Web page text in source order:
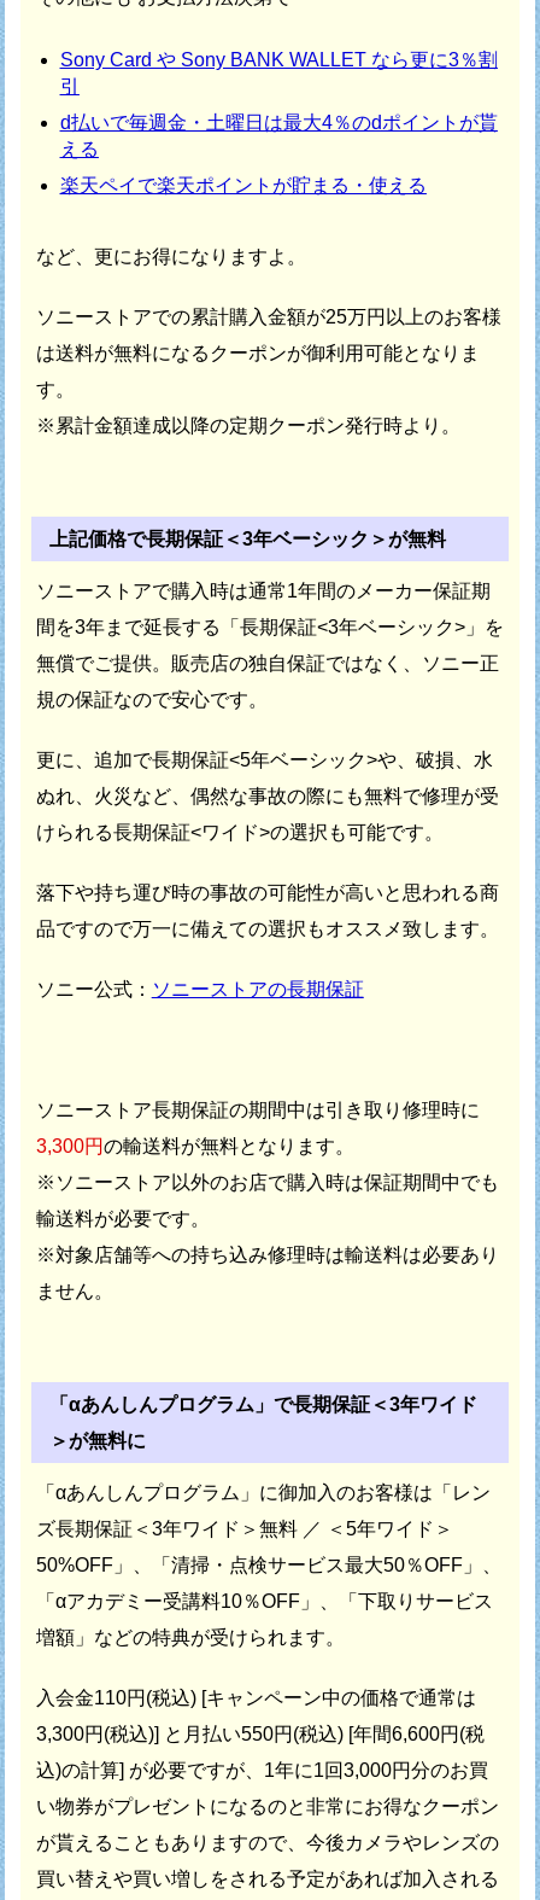
Sony Card や Sony BANK WALLET なら更に3％割
引
d払いで毎週金・土曜日は最大4％のdポイントが貰
える
楽天ペイで楽天ポイントが貯まる・使える
など、更にお得になりますよ。
ソニーストアでの累計購入金額が25万円以上のお客様
は送料が無料になるクーポンが御利用可能となりま
す。
※累計金額達成以降の定期クーポン発行時より。
上記価格で長期保証＜3年ベーシック＞が無料
ソニーストアで購入時は通常1年間のメーカー保証期
間を3年まで延長する「長期保証<3年ベーシック>」を
無償でご提供。 販売店の独自保証ではなく、ソニー正
規の保証なので安心です。
更に、追加で長期保証<5年ベーシック>や、破損、水
ぬれ、火災など、 偶然な事故の際にも無料で修理が受
けられる長期保証<ワイド>の選択も可能です。
落下や持ち運び時の事故の可能性が高いと思われる商
品ですので万一に備えての選択もオススメ致します。
ソニー公式： ソニーストアの長期保証
ソニーストア長期保証の期間中は引き取り修理時に
3,300円の輸送料が無料となります。
※ソニーストア以外のお店で購入時は保証期間中でも
輸送料が必要です。
※対象店舗等への持ち込み修理時は輸送料は必要あり
ません。
「αあんしんプログラム」で長期保証＜3年ワイド
＞が無料に
「αあんしんプログラム」に御加入のお客様は 「レン
ズ長期保証＜3年ワイド＞無料 ／ ＜5年ワイド＞
50%OFF」、
「清掃・点検サービス最大50％OFF」、
「αアカデミー受講料10％OFF」、
「下取りサービス
増額」などの特典が受けられます。
入会金110円(税込) [キャンペーン中の価格で通常は
3,300円(税込)] と 月払い550円(税込) [年間6,600円(税
込)の計算] が必要ですが、 1年に1回3,000円分のお買
い物券がプレゼントになるのと非常にお得なクーポン
が貰えることもありますので、 今後カメラやレンズの
買い替えや買い増しをされる予定があれば加入される